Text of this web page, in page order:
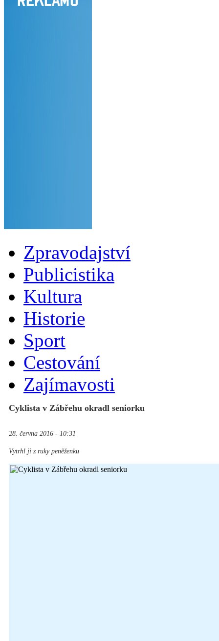
Zpravodajství
Publicistika
Kultura
Historie
Sport
Cestování
Zajímavosti
Cyklista v Zábřehu okradl seniorku
28. června 2016 - 10:31
Vytrhl ji z ruky peněženku